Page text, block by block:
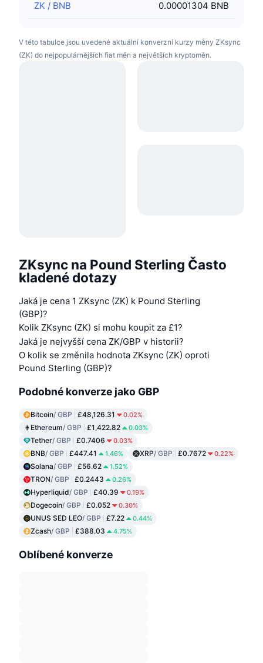
ZK / BNB 0.00001304 BNB
V této tabulce jsou uvedené aktuální konverzní kurzy měny ZKsync
(ZK) do nejpopulárnějších fiat měn a největších kryptoměn.
ZKsync na Pound Sterling Často
kladené dotazy
Jaká je cena 1 ZKsync (ZK) k Pound Sterling
(GBP)?
Kolik ZKsync (ZK) si mohu koupit za £1?
Jaká je nejvyšší cena ZK/GBP v historii?
O kolik se změnila hodnota ZKsync (ZK) oproti
Pound Sterling (GBP)?
Podobné konverze jako GBP
Bitcoin/ GBP £48,126.31 0.02%
Ethereum/ GBP £1,422.82 0.03%
Tether/ GBP £0.7406 0.03%
BNB/ GBP £447.41 1.46% XRP/ GBP £0.7672 0.22%
Solana/ GBP £56.62 1.52%
TRON/ GBP £0.2443 0.26%
Hyperliquid/ GBP £40.39 0.19%
Dogecoin/ GBP £0.052 0.30%
UNUS SED LEO/ GBP £7.22 0.44%
Zcash/ GBP £388.03 4.75%
Oblíbené konverze